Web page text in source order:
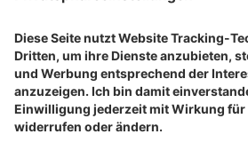
BELIEBTE PRODUKTKATEGORIEN
Aufkleber drucken
Etiketten drucken
Geschenkideen drucken